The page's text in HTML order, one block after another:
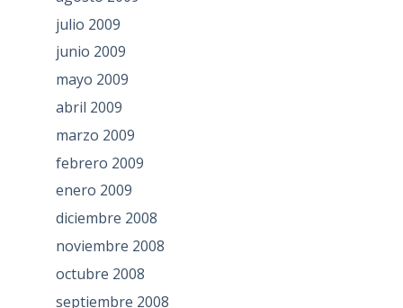
julio 2009
junio 2009
mayo 2009
abril 2009
marzo 2009
febrero 2009
enero 2009
diciembre 2008
noviembre 2008
octubre 2008
septiembre 2008